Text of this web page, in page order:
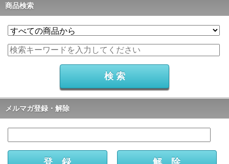
商品検索
メルマガ登録・解除